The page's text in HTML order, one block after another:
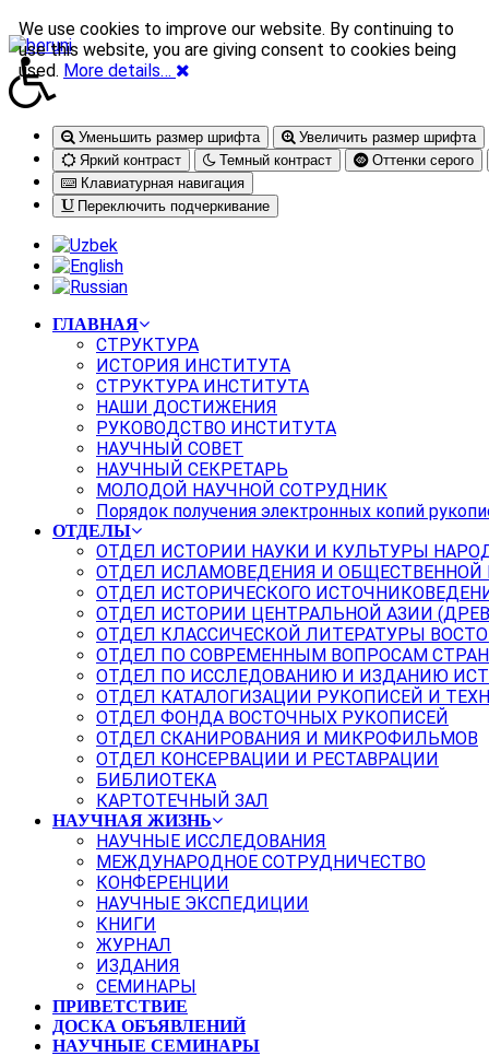
Уменьшить размер шрифта
Увеличить размер шрифта
Яркий контраст
Темный контраст
Оттенки серого
Клавиатурная навигация
Переключить подчеркивание
ГЛАВНАЯ
СТРУКТУРА
ИСТОРИЯ ИНСТИТУТА
СТРУКТУРА ИНСТИТУТА
НАШИ ДОСТИЖЕНИЯ
РУКОВОДСТВО ИНСТИТУТА
НАУЧНЫЙ СОВЕТ
НАУЧНЫЙ СЕКРЕТАРЬ
МОЛОДОЙ НАУЧНОЙ СОТРУДНИК
Порядок получения электронных копий
ОТДЕЛЫ
ОТДЕЛ ИСТОРИИ НАУКИ И КУЛЬТУРЫ
ОТДЕЛ ИСЛАМОВЕДЕНИЯ И
ОТДЕЛ ИСТОРИЧЕСКОГО
ОТДЕЛ ИСТОРИИ ЦЕНТРАЛЬНОЙ АЗИИ
ОТДЕЛ КЛАССИЧЕСКОЙ ЛИТЕРАТУРЫ
ОТДЕЛ ПО СОВРЕМЕННЫМ ВОПРОСАМ
ОТДЕЛ ПО ИССЛЕДОВАНИЮ И ИЗДАНИЮ
ОТДЕЛ КАТАЛОГИЗАЦИИ РУКОПИСЕЙ И
ОТДЕЛ ФОНДА ВОСТОЧНЫХ РУКОПИСЕЙ
ОТДЕЛ СКАНИРОВАНИЯ И МИКРОФИЛЬМОВ
ОТДЕЛ КОНСЕРВАЦИИ И РЕСТАВРАЦИИ
БИБЛИОТЕКА
КАРТОТЕЧНЫЙ ЗАЛ
НАУЧНАЯ ЖИЗНЬ
НАУЧНЫЕ ИССЛЕДОВАНИЯ
МЕЖДУНАРОДНОЕ СОТРУДНИЧЕСТВО
КОНФЕРЕНЦИИ
НАУЧНЫЕ ЭКСПЕДИЦИИ
КНИГИ
ЖУРНАЛ
ИЗДАНИЯ
СЕМИНАРЫ
ПРИВЕТСТВИЕ
ДОСКА ОБЪЯВЛЕНИЙ
НАУЧНЫЕ СЕМИНАРЫ
We use cookies to improve our website. By continuing to
use this website, you are giving consent to cookies being
used. More details…